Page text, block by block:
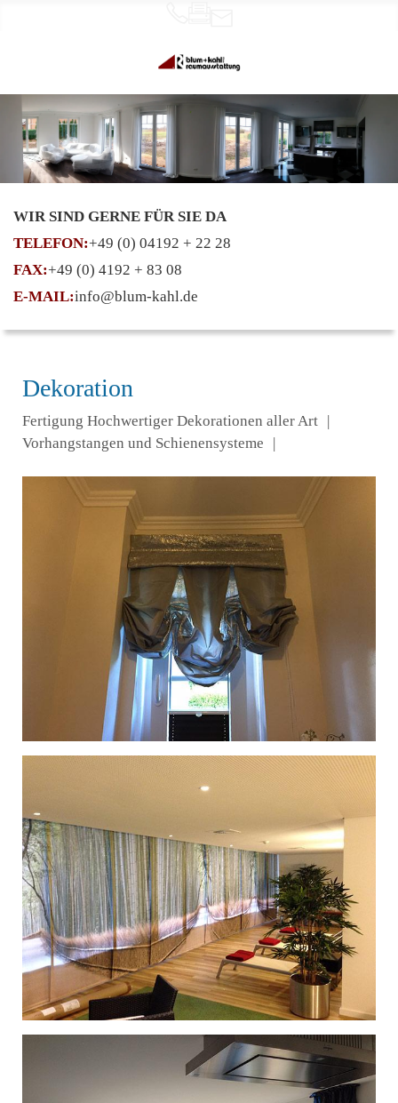
WIR SIND GERNE FÜR SIE DA
TELEFON:+49 (0) 04192 + 22 28
FAX:+49 (0) 4192 + 83 08
E-MAIL:info@blum-kahl.de
Dekoration
Fertigung Hochwertiger Dekorationen aller Art
Vorhangstangen und Schienensysteme